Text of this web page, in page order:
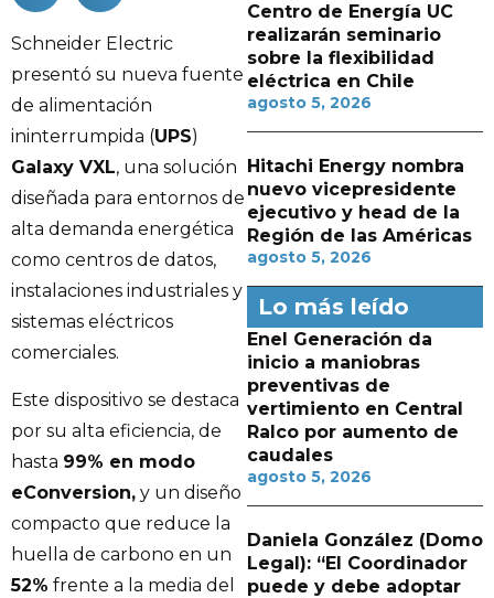
Schneider Electric
presentó su nueva fuente
de alimentación
ininterrumpida (UPS)
Galaxy VXL, una solución
diseñada para entornos de
alta demanda energética
como centros de datos,
instalaciones industriales y
sistemas eléctricos
comerciales.
Este dispositivo se destaca
por su alta eficiencia, de
hasta 99% en modo
eConversion, y un diseño
compacto que reduce la
huella de carbono en un
52% frente a la media del
Centro de Energía UC
realizarán seminario
sobre la flexibilidad
eléctrica en Chile
agosto 5, 2026
Hitachi Energy nombra
nuevo vicepresidente
ejecutivo y head de la
Región de las Américas
agosto 5, 2026
Lo más leído
Enel Generación da
inicio a maniobras
preventivas de
vertimiento en Central
Ralco por aumento de
caudales
agosto 5, 2026
Daniela González (Domo
Legal): “El Coordinador
puede y debe adoptar